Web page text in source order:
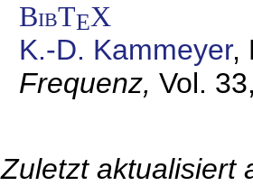
BibTEX
K.-D. Kammeyer,
Frequenz, Vol.
Zuletzt aktualisiert